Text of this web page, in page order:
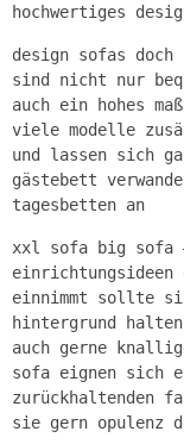
hochwertiges
design sofas doch
sind nicht nur
auch ein hohes
viele modelle
und lassen sich
gästebett
tagesbetten an
xxl sofa big sofa
einnimmt sollte
hintergrund
auch gerne
sofa eignen sich
zurückhaltenden
sie gern opulenz